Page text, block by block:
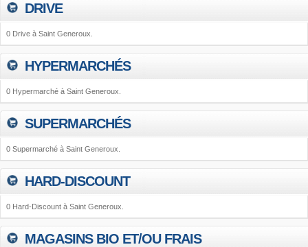
DRIVE
0 Drive à Saint Generoux.
HYPERMARCHÉS
0 Hypermarché à Saint Generoux.
SUPERMARCHÉS
0 Supermarché à Saint Generoux.
HARD-DISCOUNT
0 Hard-Discount à Saint Generoux.
MAGASINS BIO ET/OU FRAIS